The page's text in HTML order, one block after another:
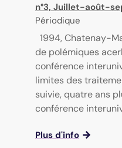
n°3, Juillet-août-
Périodique
1994, Chatenay-
de polémiques
conférence
limites des
suivie, quatre ans
conférence
Plus d'info